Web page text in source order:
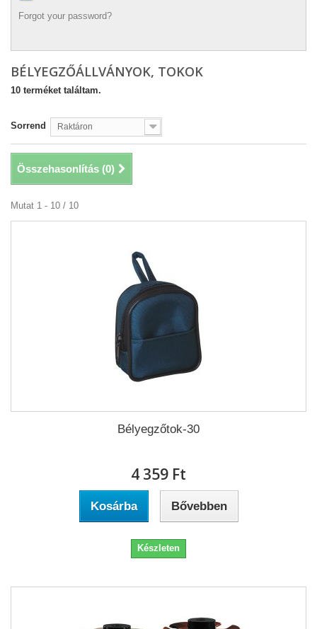
Forgot your password?
BÉLYEGZŐÁLLVÁNYOK, TOKOK
10 terméket találtam.
Sorrend Raktáron
Összehasonlítás (0)
Mutat 1 - 10 / 10
Bélyegzőtok-30
4 359 Ft‎
Kosárba Bővebben
Készleten